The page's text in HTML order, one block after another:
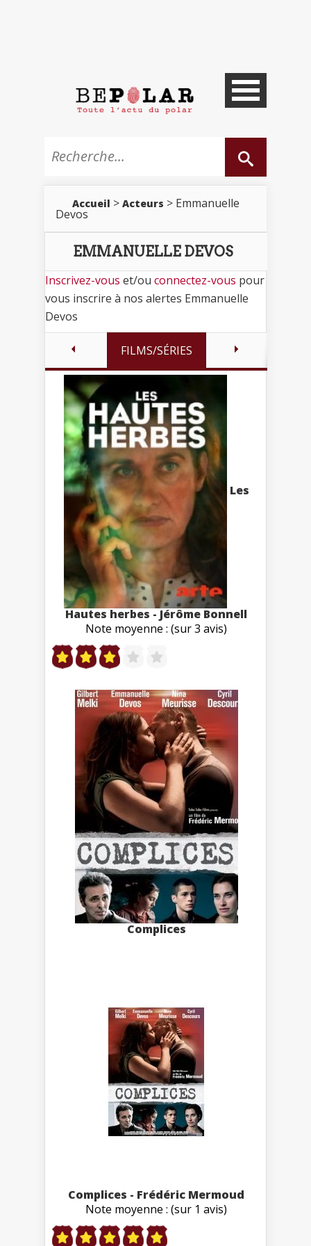
Accueil > Acteurs > Emmanuelle
Devos
EMMANUELLE DEVOS
Inscrivez-vous et/ou connectez-vous pour
vous inscrire à nos alertes Emmanuelle
Devos
FILMS/SÉRIES
Les
Hautes herbes - Jérôme Bonnell
Note moyenne : (sur 3 avis)
Complices
Complices - Frédéric Mermoud
Note moyenne : (sur 1 avis)